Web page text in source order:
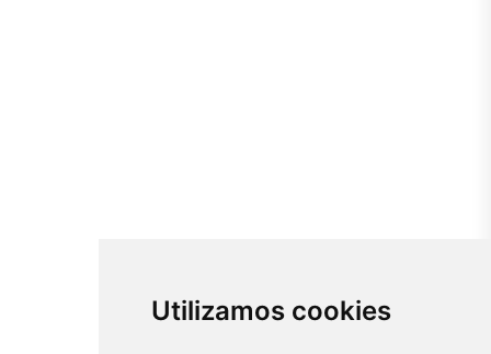
Utilizamos cookies